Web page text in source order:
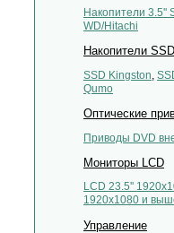
Накопители 3.5''
WD/Hitachi
Накопители SSD
SSD Kingston,
Qumo
Оптические
Приводы DVD
Мониторы LCD
LCD 23.5''
1920x1080 и
Управление